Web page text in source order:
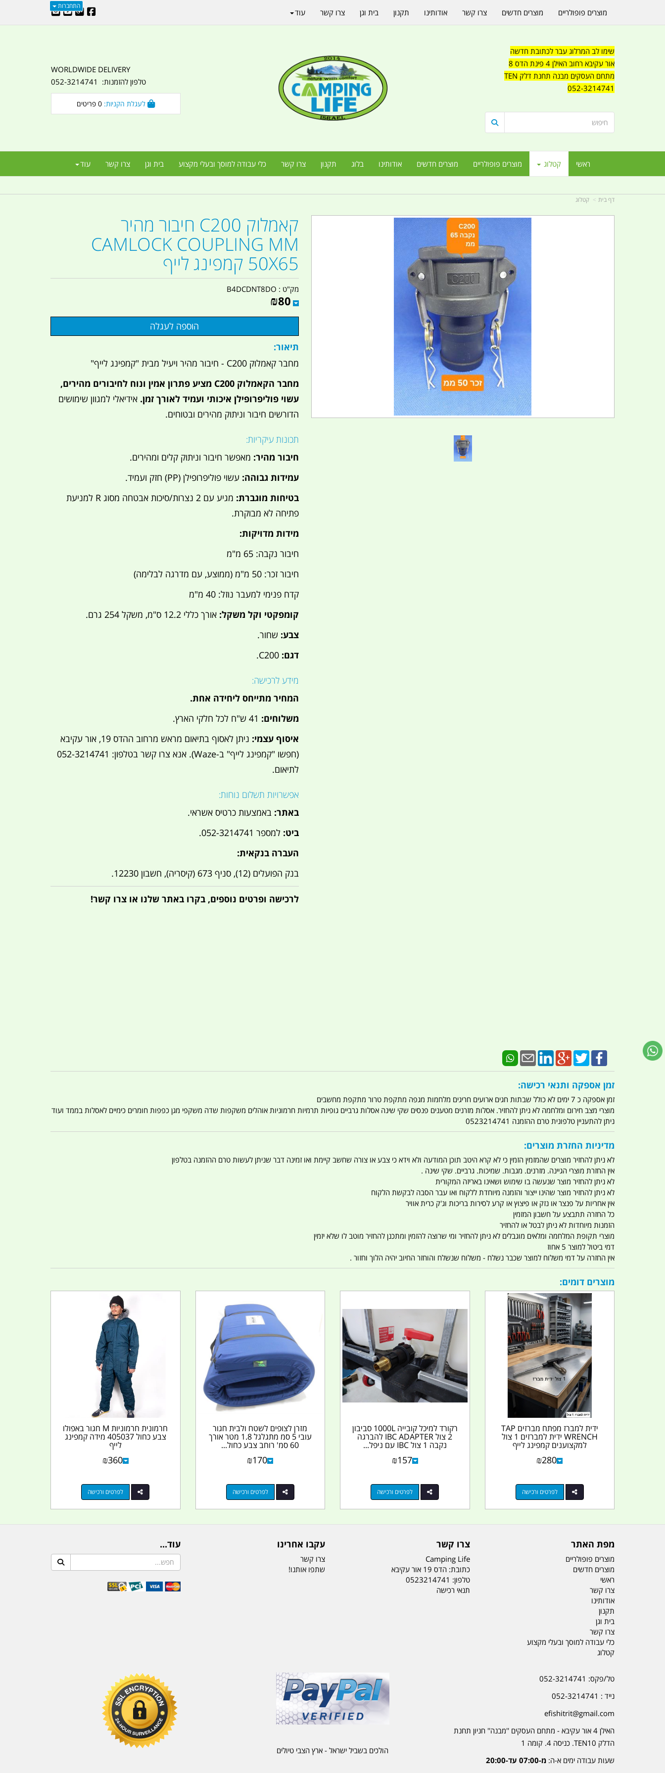
התחברות
שימו לב המרלוג עבר לכתובת חדשה
אור עקיבא רחוב האילן 4 פינת הדס 8
מתחם העסקים מבנה תחנת דלק TEN
052-3214741
WORLDWIDE DELIVERY
טלפון להזמנות: 052-3214741
0
ראשי קטלוג מוצרים פופולריים מוצרים חדשים אודותינו בלוג תקנון צרו קשר כלי עבודה למוסך ובעלי מקצוע בית וגן צרו קשר עוד
מוצרים פופולריים מוצרים חדשים צרו קשר אודותינו תקנון בית וגן צרו קשר עוד
דף בית קטלוג
קאמלוק C200 חיבור מהיר
CAMLOCK COUPLING MM
50X65 קמפינג לייף
מק"ט : B4DCDNT8DO
₪80
תיאור:
מחבר קאמלוק C200 - חיבור מהיר ויעיל מבית "קמפינג לייף"
מחבר הקאמלוק C200 מציע פתרון אמין ונוח לחיבורים מהירים,
עשוי פוליפרופילן איכותי ועמיד לאורך זמן. אידיאלי למגוון שימושים
הדורשים חיבור וניתוק מהירים ובטוחים.
תכונות עיקריות:
חיבור מהיר: מאפשר חיבור וניתוק קלים ומהירים.
עמידות גבוהה: עשוי פוליפרופילן (PP) חזק ועמיד.
בטיחות מוגברת:
מגיע עם 2 נצרות/סיכות אבטחה מסוג R למניעת
פתיחה לא מבוקרת.
מידות מדויקות:
חיבור נקבה: 65 מ"מ
חיבור זכר: 50 מ"מ (ממוצע, עם מדרגה לבלימה)
קדח פנימי למעבר נוזל: 40 מ"מ
קומפקטי וקל משקל: אורך כללי 12.2 ס"מ, משקל 254 גרם.
צבע: שחור.
דגם: C200.
מידע לרכישה:
המחיר מתייחס ליחידה אחת.
משלוחים:
איסוף עצמי:
ניתן לאסוף בתיאום מראש מרחוב ההדס 19, אור עקיבא
(חפשו "קמפינג לייף" ב-Waze). אנא צרו קשר בטלפון: 052-3214741
לתיאום.
אפשרויות תשלום נוחות:
באתר: באמצעות כרטיס אשראי.
ביט: למספר 052-3214741.
העברה בנקאית:
בנק הפועלים (12), סניף 673 (קיסריה), חשבון 12230.
לרכישה ופרטים נוספים, בקרו באתר שלנו או צרו קשר!
זמן אספקה ותנאי רכישה:
זמן אספקה כ 7 ימים לא כולל שבתות חגים ארועים חריגים מלחמות מגפה מתקפת טרור מתקפת מחשבים
מוצרי מצב חירום ומלחמה לא ניתן להחזיר. אסלות מזרנים מטענים פנסים שקי שינה אסלות גרביים גופיות תרמיות חרמוניות אוהלים משקפות שדה משקפי מגן כפפות חומרים כימיים לאסלות בממד ועוד
ניתן להתעניין טלפונית טרם ההזמנה 0523214741
מדיניות החזרת מוצרים:
לא ניתן להחזיר מוצרים שהמזמין הזמין כי לא קרא היטב תוכן המודעה ולא וידא כי צבע או צורה שחשב קיימת ואו זמינה דבר שניתן לעשות טרם ההזמנה בטלפון
אין החזרת מוצרי הגיינה. מזרנים. מגבות. שמיכות. גרביים. שקי שינה .
לא ניתן להחזיר מוצר שנעשה בו שימוש ושאינו באריזה המקורית
לא ניתן להחזיר מוצר שהינו ייצור והזמנה מיוחדת ללקוח ואו עבר הסבה לבקשת הלקוח
אין אחריות על פנצר או נזק או פיצוץ או קרע לסירות בריכות וג'ק כרית אוויר
כל החזרה תתבצע על חשבון המזמין
הזמנות מיוחדות לא ניתן לבטל או להחזיר
מוצרי תקופת המלחמה ומלאים מוגבלים לא ניתן להחזיר ומי שרוצה להזמין ומתכנן להחזיר מוטב לו שלא יזמין
דמי ביטול למוצר 5 אחוז
אין החזרה על דמי משלוח למוצר שכבר נשלח - משלוח שנשלח והוחזר החיוב יהיה הלוך וחזור .
מוצרים דומים:
ידית למברז מפתח מברזים TAP
WRENCH ידית למברזים 1 צול
למקצוענים קמפינג לייף
₪280
לפרטים ורכישה
רקורד למיכל קובייה 1000L סביבון
2 צול IBC ADAPTER להברגה
נקבה 1 צול IBC עם ניפל...
₪157
לפרטים ורכישה
מזרן לצופים לשטח ולבית חגור
עובי 5 סמ מתגלגל 1.8 מטר אורך
60 סמ' רוחב צבע כחול...
₪170
לפרטים ורכישה
חרמונית חרמוניות M חגור באפולו
צבע כחול 405037 מידה קמפינג
לייף
₪360
לפרטים ורכישה
מפת האתר
מוצרים פופולריים
מוצרים חדשים
ראשי
צרו קשר
אודותינו
תקנון
בית וגן
צרו קשר
כלי עבודה למוסך ובעלי מקצוע
קטלוג
צרו קשר
Camping Life
כתובת: הדס 19 אור עקיבא
טלפון: 0523214741
תנאי רכישה
עקבו אחרינו
צרו קשר
שתפו אותנו!
עוד...
טל/פקס: 052-3214741
נייד : 052-3214741
efishitrit@gmail.com
האילן 4 אור עקיבא - מתחם העסקים ''מבנה'' חניון תחנת
הדלק TEN10. כניסה 4. קומה 1
שעות עבודה ימים א-ה: מ-07:00 עד-20:00
הולכים בשביל ישראל - ארץ הצבי טיולים